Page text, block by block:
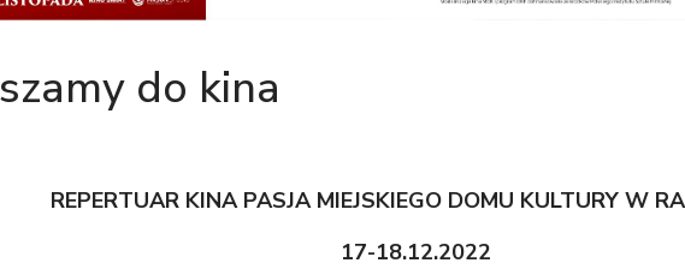
do kina
REPERTUAR KINA PASJA MIEJSKIEGO DOMU KULTURY W
17-18.12.2022